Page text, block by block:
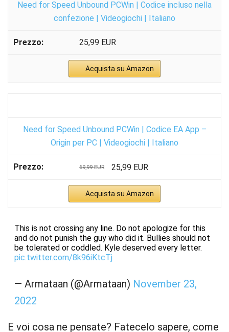
Need for Speed Unbound PCWin | Codice incluso nella
confezione | Videogiochi | Italiano
25,99 EUR
Acquista su Amazon
Need for Speed Unbound PCWin | Codice EA App –
Origin per PC | Videogiochi | Italiano
69,99 EUR 25,99 EUR
Acquista su Amazon
This is not crossing any line. Do not apologize for this
and do not punish the guy who did it. Bullies should not
be tolerated or coddled. Kyle deserved every letter.
pic.twitter.com/8k96iKtcTj
— Armataan (@Armataan) November 23,
2022
E voi cosa ne pensate? Fatecelo sapere, come